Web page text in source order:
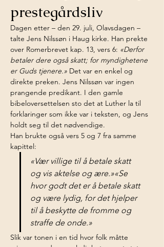
prestegårdsliv
Dagen etter – den 29. juli, Olavsdagen –
talte Jens Nilssøn i Haug kirke. Han prekte
over Romerbrevet kap. 13, vers 6: «Derfor
betaler dere også skatt; for myndighetene
er Guds tjenere.» Det var en enkel og
direkte preken. Jens Nilssøn var ingen
prangende predikant. I den gamle
bibeloversettelsen sto det at Luther la til
forklaringer som ikke var i teksten, og Jens
holdt seg til det nødvendige.
Han brukte også vers 5 og 7 fra samme
kapittel:
«Vær villige til å betale skatt
og vis aktelse og ære.»«Se
hvor godt det er å betale skatt
og være lydig, for det hjelper
til å beskytte de fromme og
straffe de onde.»
Slik var tonen i en tid hvor folk måtte